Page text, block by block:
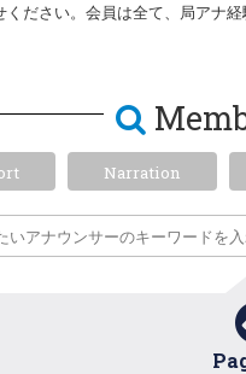
ださい。会員は全て、局アナ
Narration